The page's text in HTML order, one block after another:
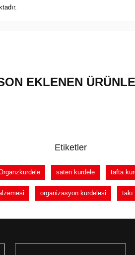
EKLENEN
Etiketler
saten kurdele tafta
organizasyon kurdelesi